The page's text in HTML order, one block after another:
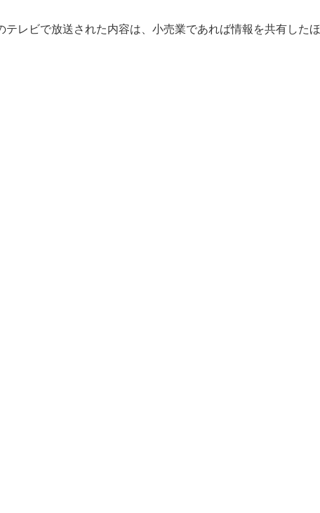
レビで放送された内容は、小売業であれば情報を共有したほ